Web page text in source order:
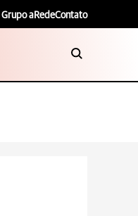
Grupo aRedeContato